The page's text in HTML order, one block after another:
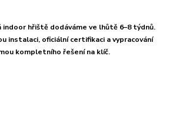
hřiště dodáváme ve lhůtě 6–8 týdnů.
instalaci, oficiální certifikaci a vypracování
kompletního řešení na klíč.